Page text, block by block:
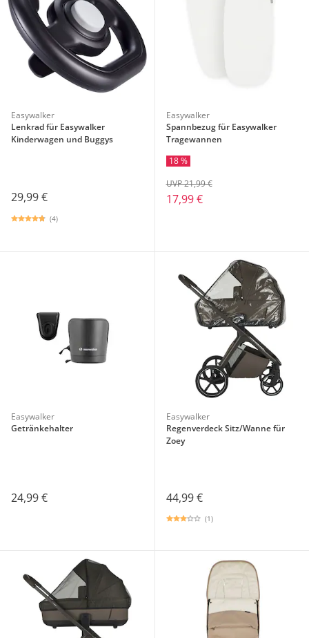
Easywalker
Lenkrad für Easywalker
Kinderwagen und Buggys
29,99 €
(4)
Easywalker
Spannbezug für Easywalker
Tragewannen
18 %
17,99 €
UVP 21,99 €
Easywalker
Getränkehalter
24,99 €
Easywalker
Regenverdeck Sitz/Wanne für
Zoey
44,99 €
(1)